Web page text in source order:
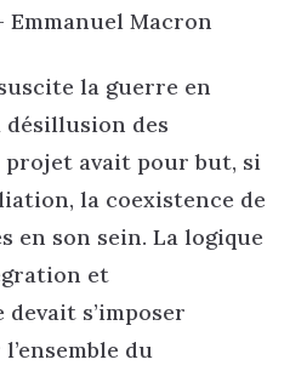
Emmanuel Macron
la guerre en
des
avait pour but, si
la coexistence de
en son sein. La logique
et
devait s’imposer
du